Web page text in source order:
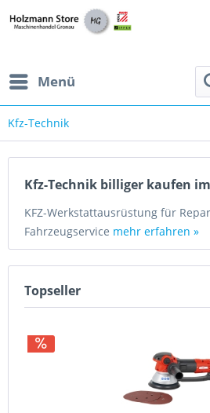
Menü
Kfz-Technik
Kfz-Technik billiger kaufen
KFZ-Werkstattausrüstung für
Fahrzeugservice mehr erfahren »
Topseller